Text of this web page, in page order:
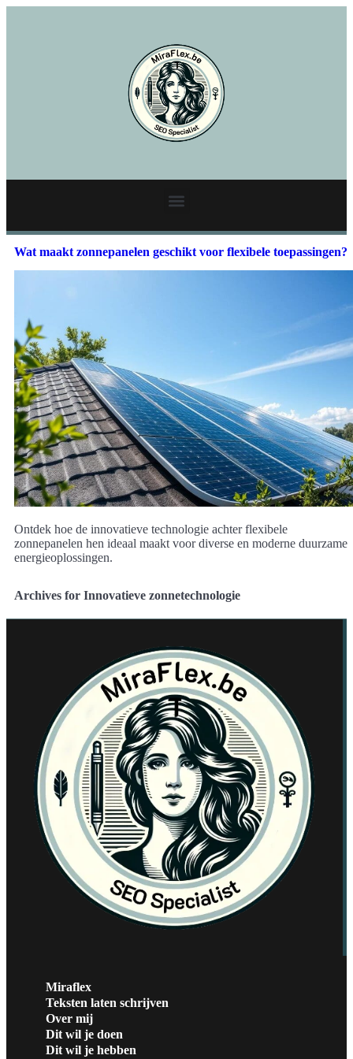
Wat maakt zonnepanelen geschikt voor flexibele toepassingen?
Ontdek hoe de innovatieve technologie achter flexibele
zonnepanelen hen ideaal maakt voor diverse en moderne duurzame
energieoplossingen.
Archives for Innovatieve zonnetechnologie
Miraflex
Teksten laten schrijven
Over mij
Dit wil je doen
Dit wil je hebben